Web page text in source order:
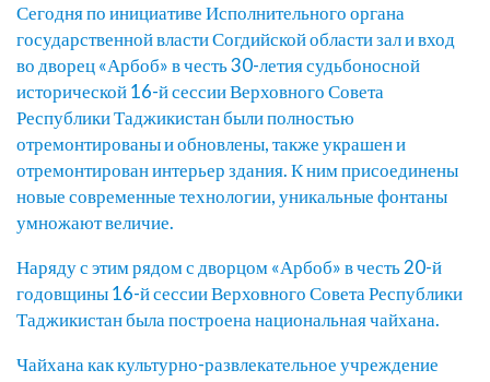
Сегодня по инициативе Исполнительного органа
государственной власти Согдийской области зал и вход
во дворец «Арбоб» в честь 30-летия судьбоносной
исторической 16-й сессии Верховного Совета
Республики Таджикистан были полностью
отремонтированы и обновлены, также украшен и
отремонтирован интерьер здания. К ним присоединены
новые современные технологии, уникальные фонтаны
умножают величие.
Наряду с этим рядом с дворцом «Арбоб» в честь 20-й
годовщины 16-й сессии Верховного Совета Республики
Таджикистан была построена национальная чайхана.
Чайхана как культурно-развлекательное учреждение